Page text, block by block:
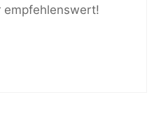
empfehlenswert!